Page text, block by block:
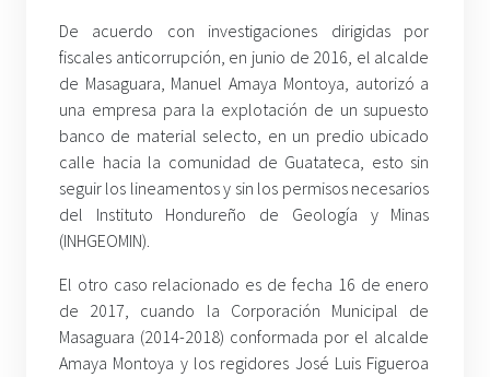
De acuerdo con investigaciones dirigidas por
fiscales anticorrupción, en junio de 2016, el alcalde
de Masaguara, Manuel Amaya Montoya, autorizó a
una empresa para la explotación de un supuesto
banco de material selecto, en un predio ubicado
calle hacia la comunidad de Guatateca, esto sin
seguir los lineamentos y sin los permisos necesarios
del Instituto Hondureño de Geología y Minas
(INHGEOMIN).
El otro caso relacionado es de fecha 16 de enero
de 2017, cuando la Corporación Municipal de
Masaguara (2014-2018) conformada por el alcalde
Amaya Montoya y los regidores José Luis Figueroa